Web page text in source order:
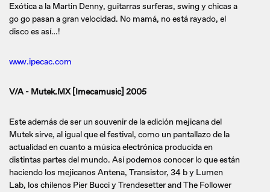
Exótica a la Martin Denny, guitarras surferas, swing y chicas a
go go pasan a gran velocidad. No mamá, no está rayado, el
disco es así…!
www.ipecac.com
V/A - Mutek.MX [Imecamusic] 2005
Este además de ser un souvenir de la edición mejicana del
Mutek sirve, al igual que el festival, como un pantallazo de la
actualidad en cuanto a música electrónica producida en
distintas partes del mundo. Así podemos conocer lo que están
haciendo los mejicanos Antena, Transistor, 34 b y Lumen
Lab, los chilenos Pier Bucci y Trendesetter and The Follower